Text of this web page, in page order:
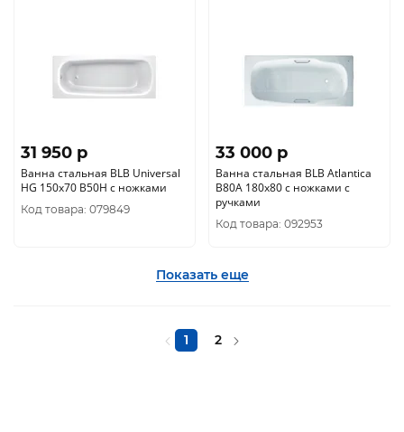
31 950 p
Ванна стальная BLB Universal
HG 150x70 B50H с ножками
Код товара: 079849
33 000 p
Ванна стальная BLB Atlantica
B80A 180х80 с ножками с
ручками
Код товара: 092953
Показать еще
1 2